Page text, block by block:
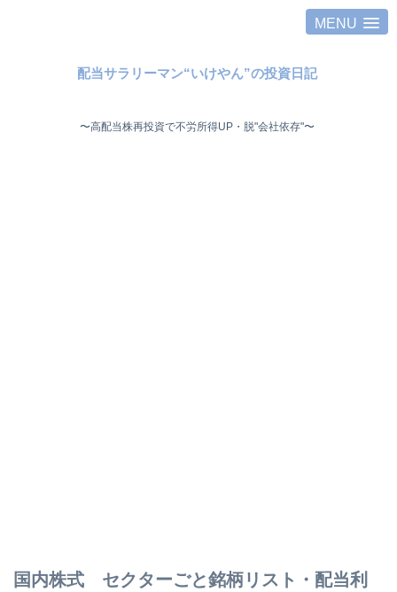
MENU
配当サラリーマン“いけやん”の投資日記 ​
〜高配当株再投資で不労所得UP・脱"会社依存"〜 ​
国内株式 セクターごと銘柄リスト・配当利